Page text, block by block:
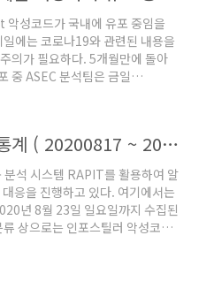
WastedLocker 랜섬웨어 같은 경
변수 조건에 따라 암호화 범위를
성코드가 국내에 유포 중임을
에는 코로나19와 관련된 내용을
의가 필요하다. 5개월만에 돌아
ASEC 분석팀은 금일
으로 유포를 중단하였으나, 5개
용을 보면 코로나19 관련한 체
하는 업체로 소개하고 있으며, 이러
우 첨부한 문서를 열람하도록 유
19 확진자 증가로 보호장..
ASEC 주간 악성코드 통계 ( 20200817 ~ 20200823 )
석 시스템 RAPIT를 활용하여 알
응을 진행하고 있다. 여기에서는
년 8월 23일 일요일까지 수집된
상으로는 인포스틸러 악성코드
코드가 13.7%, 차지하였다.